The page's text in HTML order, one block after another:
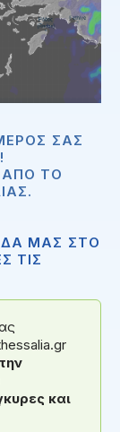
ΣΑΣ
ΑΠΟ ΤΟ
ΜΑΣ ΣΤΟ
ΤΙΣ
και